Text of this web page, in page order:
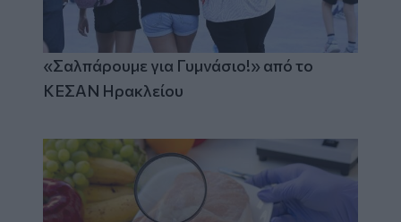
«Σαλπάρουμε για Γυμνάσιο!» από το
ΚΕΣΑΝ Ηρακλείου